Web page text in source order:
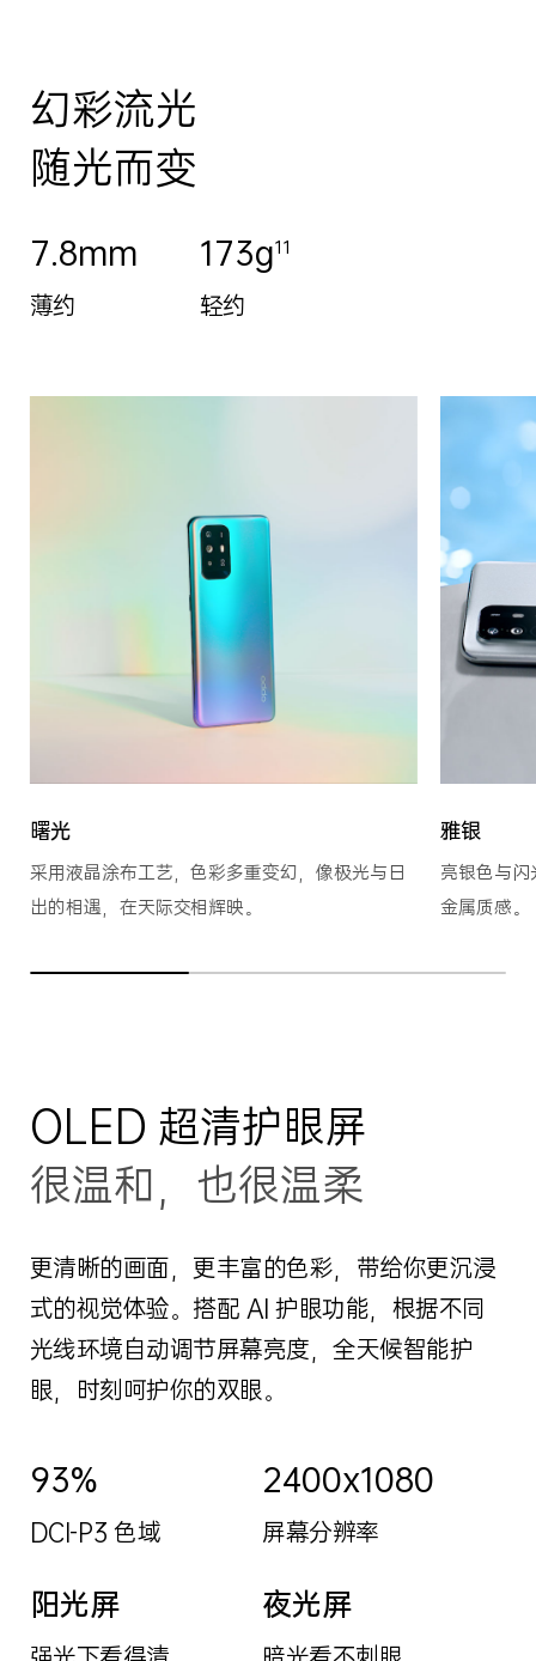
幻彩流光
随光而变
7.8mm
薄约
173g11
轻约
曙光
采用液晶涂布工艺，色彩多重变幻，像极光与日
出的相遇，在天际交相辉映。
雅银
亮银色与闪
金属质感。
OLED 超清护眼屏
很温和，也很温柔
更清晰的画面，更丰富的色彩，带给你更沉浸
式的视觉体验。搭配 AI 护眼功能，根据不同
光线环境自动调节屏幕亮度，全天候智能护
眼，时刻呵护你的双眼。
93%
DCI-P3 色域
2400x1080
屏幕分辨率
阳光屏
强光下看得清
夜光屏
暗光看不刺眼